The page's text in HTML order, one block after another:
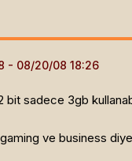
sadece 3gb
ve business